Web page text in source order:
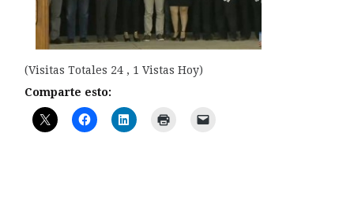
(Visitas Totales 24 , 1 Vistas Hoy)
Comparte esto: